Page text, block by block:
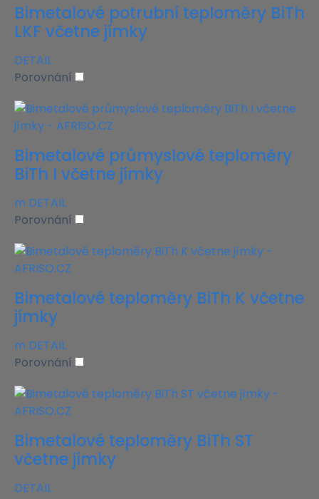
Bimetalové potrubní teploměry BiTh
LKF včetne jímky
DETAIL
Porovnání
Bimetalové průmyslové teploměry
BiTh I včetne jímky
m DETAIL
Porovnání
Bimetalové teploměry BiTh K včetne
jímky
m DETAIL
Porovnání
Bimetalové teploměry BiTh ST
včetne jímky
DETAIL